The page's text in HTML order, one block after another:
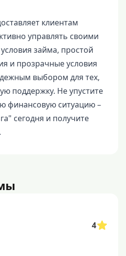
клиентам
управлять своими
займа, простой
и прозрачные условия
выбором для тех,
поддержку. Не упустите
финансовую ситуацию –
сегодня и получите
4